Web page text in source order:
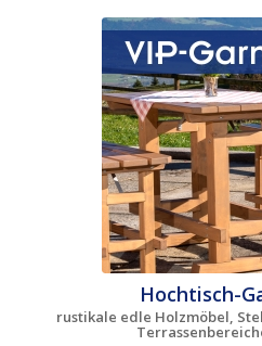
Hochtisch-
rustikale edle Holzmöbel,